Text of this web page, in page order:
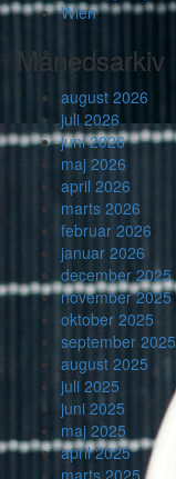
Wien
Månedsarkiv
august 2026
juli 2026
juni 2026
maj 2026
april 2026
marts 2026
februar 2026
januar 2026
december 2025
november 2025
oktober 2025
september 2025
august 2025
juli 2025
juni 2025
maj 2025
april 2025
marts 2025